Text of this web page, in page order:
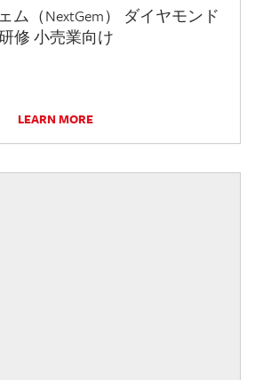
ム（NextGem） ダイヤモンド
修 小売業向け
LEARN MORE